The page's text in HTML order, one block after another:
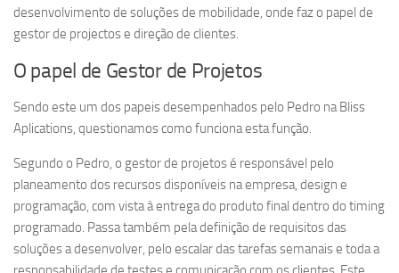
desenvolvimento de soluções de mobilidade, onde faz o papel de
gestor de projectos e direção de clientes.
O papel de Gestor de Projetos
Sendo este um dos papeis desempenhados pelo Pedro na Bliss
Aplications, questionamos como funciona esta função.
Segundo o Pedro, o gestor de projetos é responsável pelo
planeamento dos recursos disponíveis na empresa, design e
programação, com vista à entrega do produto final dentro do timing
programado. Passa também pela definição de requisitos das
soluções a desenvolver, pelo escalar das tarefas semanais e toda a